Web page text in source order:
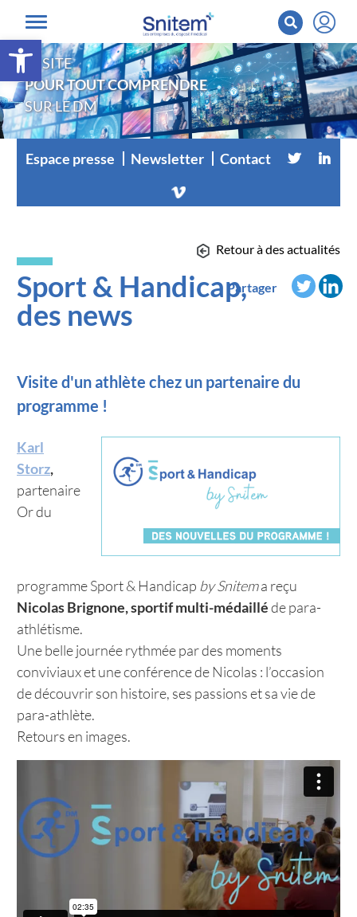
Ouvrir la barre d’outils
LE SITE
POUR TOUT COMPRENDRE
SUR LE DM
Espace presse Newsletter Contact
Sport & Handicap,
des news
Retour à des actualités
Partager
Visite d'un athlète chez un partenaire du
programme !
Karl
Storz,
partenaire
Or du
programme Sport & Handicap by Snitema reçu
Nicolas Brignone, sportif multi-médailléde para-
athlétisme.
Une belle journée rythmée par des moments
conviviaux et une conférence de Nicolas : l’occasion
de découvrir son histoire, ses passions et sa vie de
para-athlète.
Retours en images.